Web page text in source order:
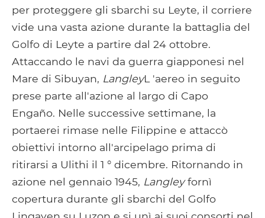
per proteggere gli sbarchi su Leyte, il corriere
vide una vasta azione durante la battaglia del
Golfo di Leyte a partire dal 24 ottobre.
Attaccando le navi da guerra giapponesi nel
Mare di Sibuyan, LangleyL 'aereo in seguito
prese parte all'azione al largo di Capo
Engaño. Nelle successive settimane, la
portaerei rimase nelle Filippine e attaccò
obiettivi intorno all'arcipelago prima di
ritirarsi a Ulithi il 1 ° dicembre. Ritornando in
azione nel gennaio 1945, Langleyfornì
copertura durante gli sbarchi del Golfo